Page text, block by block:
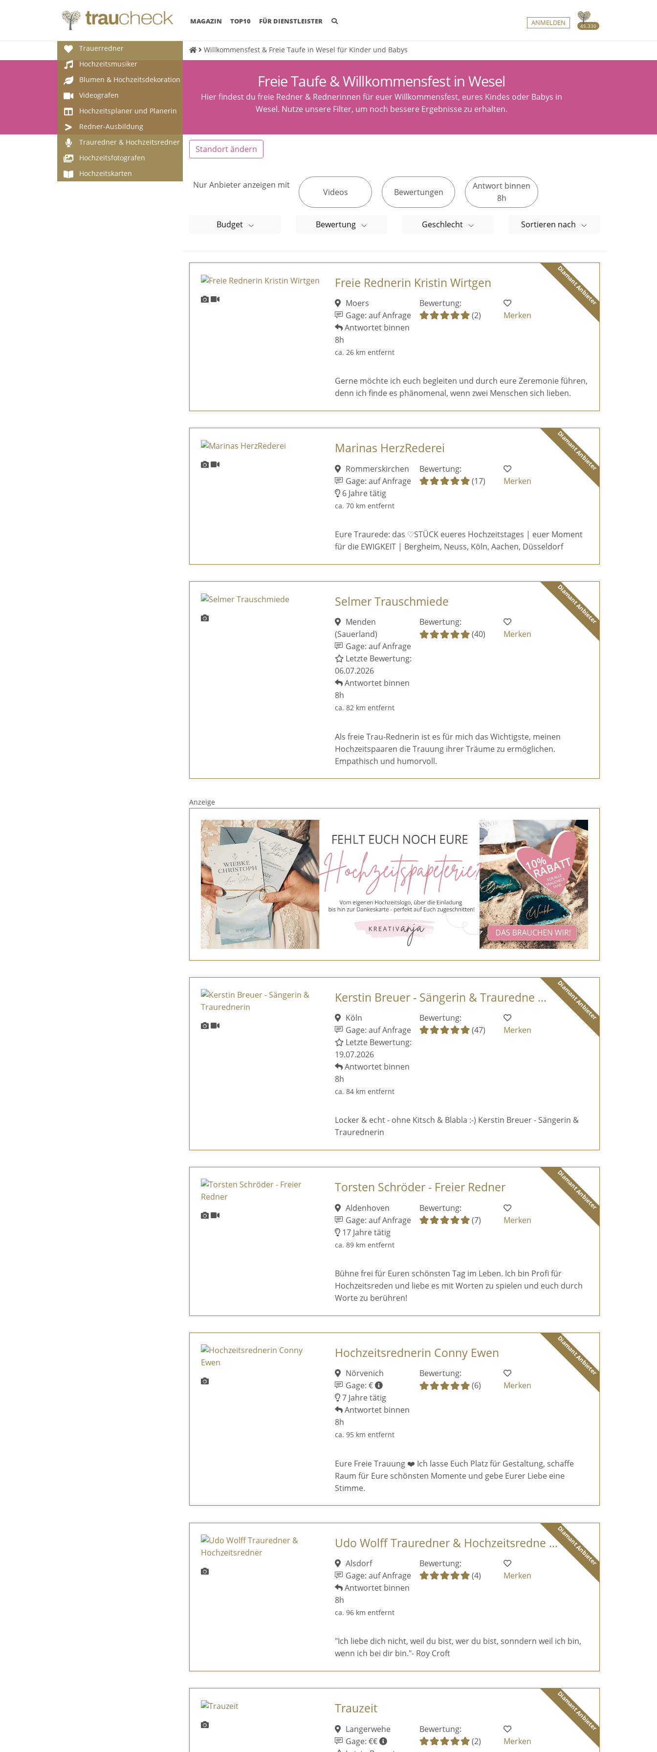
45.330
MAGAZIN (CURRENT)
TOP10 FÜR DIENSTLEISTER ANMELDEN
Trauerredner
Hochzeitsmusiker
Blumen & Hochzeitsdekoration
Videografen
Hochzeitsplaner und Planerin
Redner-Ausbildung
Trauredner & Hochzeitsredner
Hochzeitsfotografen
Hochzeitskarten
Willkommensfest & Freie Taufe in Wesel für Kinder und Babys
Freie Taufe & Willkommensfest in Wesel
Hier findest du freie Redner & Rednerinnen für euer Willkommensfest, eures Kindes oder Babys in
Wesel. Nutze unsere Filter, um noch bessere Ergebnisse zu erhalten.
Standort ändern
Nur Anbieter anzeigen mit
Videos Bewertungen
Antwort binnen
8h
Budget Bewertung Geschlecht Sortieren nach
Diamant Anbieter
Freie Rednerin Kristin Wirtgen
Moers
Gage: auf Anfrage
Antwortet binnen
8h
ca. 26 km entfernt
Bewertung:
(2)
Merken
Gerne möchte ich euch begleiten und durch eure Zeremonie führen,
denn ich finde es phänomenal, wenn zwei Menschen sich lieben.
Diamant Anbieter
Marinas HerzRederei
Rommerskirchen
Gage: auf Anfrage
6 Jahre tätig
ca. 70 km entfernt
Bewertung:
(17)
Merken
Eure Traurede: das ♡STÜCK eueres Hochzeitstages | euer Moment
für die EWIGKEIT | Bergheim, Neuss, Köln, Aachen, Düsseldorf
Diamant Anbieter
Selmer Trauschmiede
Menden
(Sauerland)
Gage: auf Anfrage
Letzte Bewertung:
06.07.2026
Antwortet binnen
8h
ca. 82 km entfernt
Bewertung:
(40)
Merken
Als freie Trau-Rednerin ist es für mich das Wichtigste, meinen
Hochzeitspaaren die Trauung ihrer Träume zu ermöglichen.
Empathisch und humorvoll.
Anzeige
Diamant Anbieter
Kerstin Breuer - Sängerin & Trauredne ...
Köln
Gage: auf Anfrage
Letzte Bewertung:
19.07.2026
Antwortet binnen
8h
ca. 84 km entfernt
Bewertung:
(47)
Merken
Locker & echt - ohne Kitsch & Blabla :-) Kerstin Breuer - Sängerin &
Traurednerin
Diamant Anbieter
Torsten Schröder - Freier Redner
Aldenhoven
Gage: auf Anfrage
17 Jahre tätig
ca. 89 km entfernt
Bewertung:
(7)
Merken
Bühne frei für Euren schönsten Tag im Leben. Ich bin Profi für
Hochzeitsreden und liebe es mit Worten zu spielen und euch durch
Worte zu berühren!
Diamant Anbieter
Hochzeitsrednerin Conny Ewen
Nörvenich
Gage: €
7 Jahre tätig
Antwortet binnen
8h
ca. 95 km entfernt
Bewertung:
(6)
Merken
Eure Freie Trauung ❤️ Ich lasse Euch Platz für Gestaltung, schaffe
Raum für Eure schönsten Momente und gebe Eurer Liebe eine
Stimme.
Diamant Anbieter
Udo Wolff Trauredner & Hochzeitsredne ...
Alsdorf
Gage: auf Anfrage
Antwortet binnen
8h
ca. 96 km entfernt
Bewertung:
(4)
Merken
"Ich liebe dich nicht, weil du bist, wer du bist, sonndern weil ich bin,
wenn ich bei dir bin."- Roy Croft
Diamant Anbieter
Trauzeit
Langerwehe
Gage: €€
Bewertung:
(2)
Merken